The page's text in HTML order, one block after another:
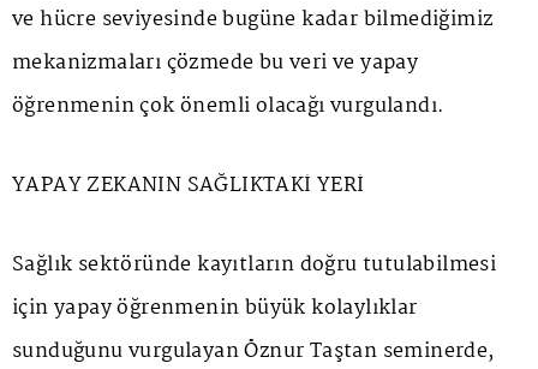
ve hücre seviyesinde bugüne kadar bilmediğimiz
mekanizmaları çözmede bu veri ve yapay
öğrenmenin çok önemli olacağı vurgulandı.
YAPAY ZEKANIN SAĞLIKTAKİ YERİ
Sağlık sektöründe kayıtların doğru tutulabilmesi
için yapay öğrenmenin büyük kolaylıklar
sunduğunu vurgulayan Öznur Taştan seminerde,